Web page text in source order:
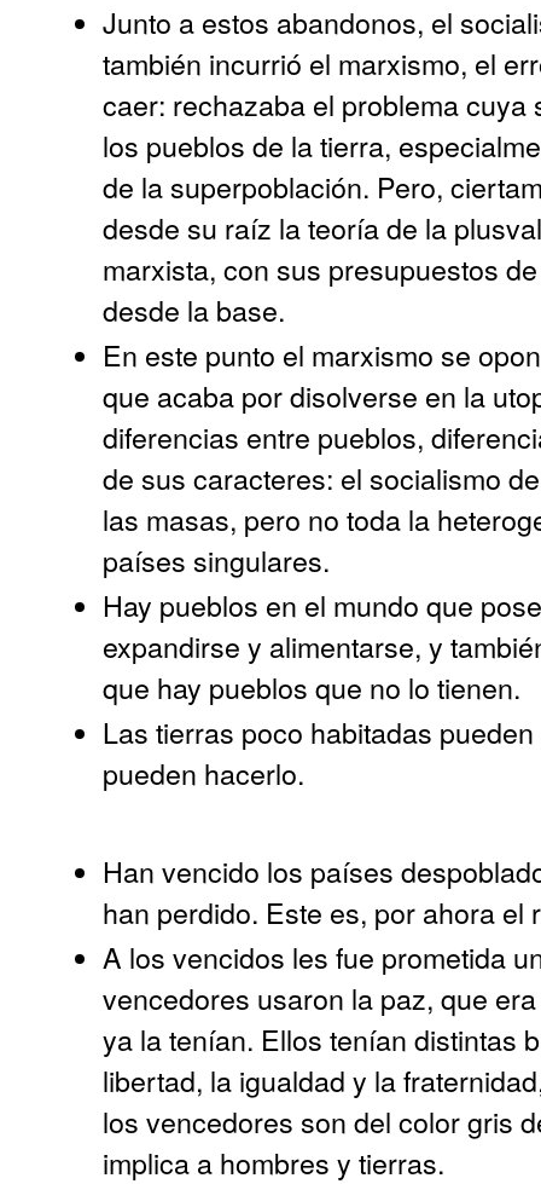
Junto a estos abandonos, el
también incurrió el marxismo, el
caer: rechazaba el problema
los pueblos de la tierra,
de la superpoblación. Pero,
desde su raíz la teoría de la
marxista, con sus presupuestos
desde la base.
En este punto el marxismo se
que acaba por disolverse en la
diferencias entre pueblos,
de sus caracteres: el socialismo
las masas, pero no toda la
países singulares.
Hay pueblos en el mundo que
expandirse y alimentarse, y
que hay pueblos que no lo tienen.
Las tierras poco habitadas
pueden hacerlo.
Han vencido los países
han perdido. Este es, por ahora el
A los vencidos les fue prometida
vencedores usaron la paz, que
ya la tenían. Ellos tenían distintas
libertad, la igualdad y la
los vencedores son del color gris
implica a hombres y tierras.